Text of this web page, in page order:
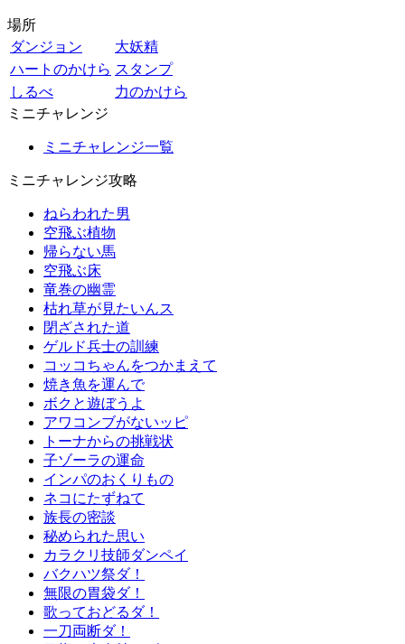
場所
ダンジョン
大妖精
ハートのかけら スタンプ
しるべ
力のかけら
ミニチャレンジ
ミニチャレンジ一覧
ミニチャレンジ攻略
ねらわれた男
空飛ぶ植物
帰らない馬
空飛ぶ床
竜巻の幽霊
枯れ草が見たいんス
閉ざされた道
ゲルド兵士の訓練
コッコちゃんをつかまえて
焼き魚を運んで
ボクと遊ぼうよ
アワコンブがないッピ
トーナからの挑戦状
子ゾーラの運命
インパのおくりもの
ネコにたずねて
族長の密談
秘められた思い
カラクリ技師ダンペイ
バクハツ祭ダ！
無限の胃袋ダ！
歌っておどるダ！
一刀両断ダ！